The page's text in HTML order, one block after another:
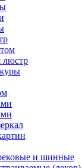
люстр
и шинные